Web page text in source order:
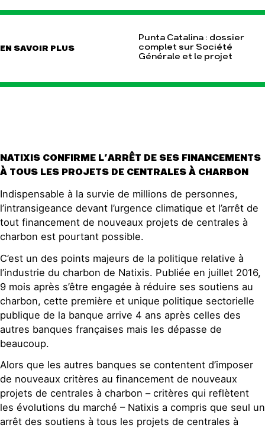
EN SAVOIR PLUS
Punta Catalina : dossier
complet sur Société
Générale et le projet
NATIXIS CONFIRME L’ARRÊT DE SES FINANCEMENTS
À TOUS LES PROJETS DE CENTRALES À CHARBON
Indispensable à la survie de millions de personnes,
l’intransigeance devant l’urgence climatique et l’arrêt de
tout financement de nouveaux projets de centrales à
charbon est pourtant possible.
C’est un des points majeurs de la politique relative à
l’industrie du charbon de Natixis. Publiée en juillet 2016,
9 mois après s’être engagée à réduire ses soutiens au
charbon, cette première et unique politique sectorielle
publique de la banque arrive 4 ans après celles des
autres banques françaises mais les dépasse de
beaucoup.
Alors que les autres banques se contentent d’imposer
de nouveaux critères au financement de nouveaux
projets de centrales à charbon – critères qui reflètent
les évolutions du marché – Natixis a compris que seul un
arrêt des soutiens à tous les projets de centrales à